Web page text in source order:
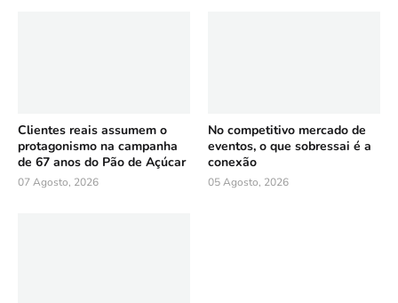
Clientes reais assumem o
protagonismo na campanha
de 67 anos do Pão de Açúcar
07 Agosto, 2026
No competitivo mercado de
eventos, o que sobressai é a
conexão
05 Agosto, 2026